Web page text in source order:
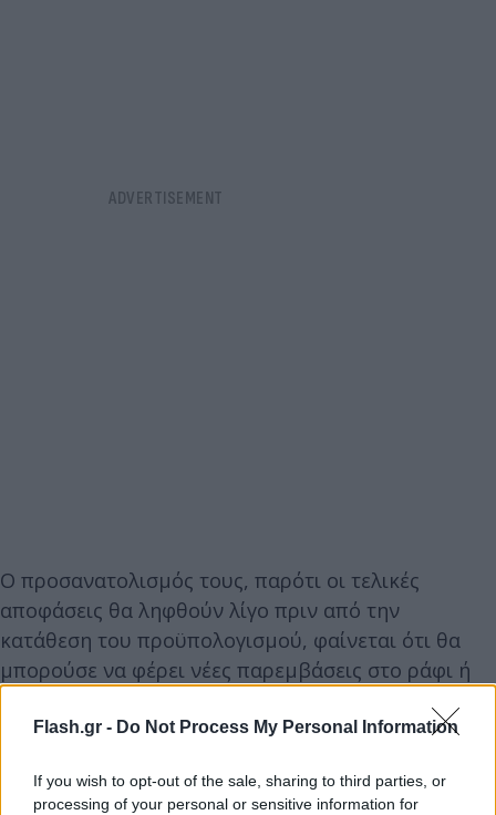
Flash.gr - Do Not Process My Personal Information
If you wish to opt-out of the sale, sharing to third parties, or
processing of your personal or sensitive information for
Ο προσανατολισμός τους, παρότι οι τελικές
αποφάσεις θα ληφθούν λίγο πριν από την
κατάθεση του προϋπολογισμού, φαίνεται ότι θα
μπορούσε να φέρει νέες παρεμβάσεις στο ράφι ή
εντατικοποίηση των ελέγχων από τη ΔΙΜΕΑ του
αποτελεσματικότητας των μέτρων αναχαίτισης της